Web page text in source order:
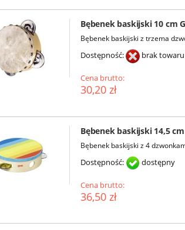
Bębenek baskijski 10 cm
Bębenek baskijski z trzema
Dostępność: brak towaru
Cena brutto:
30,20 zł
Bębenek baskijski 14,5
Bębenek baskijski z 4
Dostępność: dostępny
Cena brutto:
36,50 zł